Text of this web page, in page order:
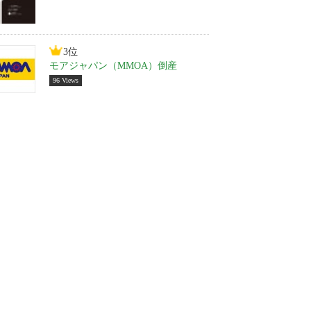
3位
モアジャパン（MMOA）倒産
96 Views